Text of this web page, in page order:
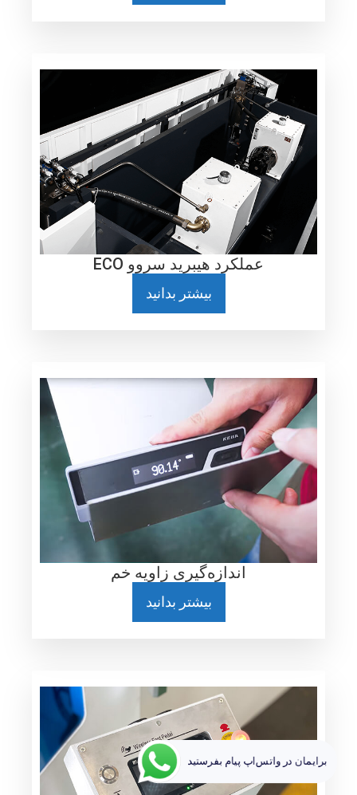
عملکرد هیبرید سروو ECO
بیشتر بدانید
اندازه‌گیری زاویه خم
بیشتر بدانید
برایمان در واتس‌اپ پیام بفرستید